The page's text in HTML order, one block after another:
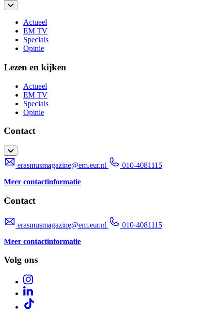
Actueel
EM TV
Specials
Opinie
Lezen en kijken
Actueel
EM TV
Specials
Opinie
Contact
erasmusmagazine@em.eur.nl
010-4081115
Meer contactinformatie
Contact
erasmusmagazine@em.eur.nl
010-4081115
Meer contactinformatie
Volg ons